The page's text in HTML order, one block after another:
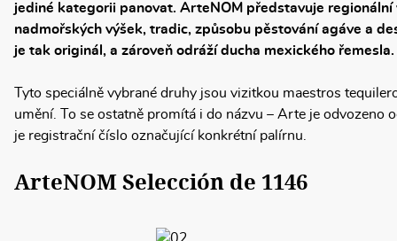
jediné kategorii panovat. ArteNOM představuje regionální
nadmořských výšek, tradic, způsobu pěstování agáve a
je tak originál, a zároveň odráží ducha mexického řemesla.
Tyto speciálně vybrané druhy jsou vizitkou maestros
umění. To se ostatně promítá i do názvu – Arte je odvozeno
je registrační číslo označující konkrétní palírnu.
ArteNOM Selección de 1146